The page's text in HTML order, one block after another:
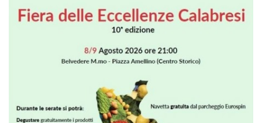
progetto “A.L.T. Caporalato T.R.E.”, gli ispettori hanno
accertato diverse irregolarità. In un cantiere
dell’Aspromonte sono stati trovati quattro lavoratori […]